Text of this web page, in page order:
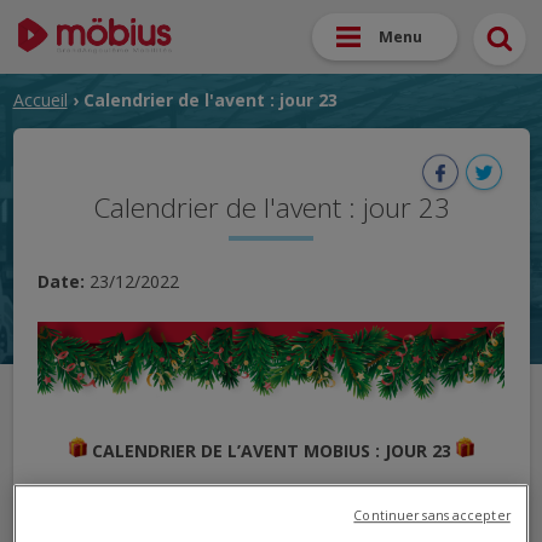
Menu
Accueil › Calendrier de l'avent : jour 23
Calendrier de l'avent : jour 23
Date: 23/12/2022
CALENDRIER DE L’AVENT MOBIUS : JOUR 23
Continuer sans accepter